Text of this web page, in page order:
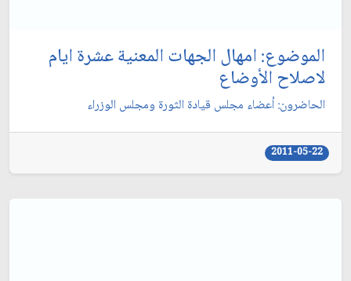
الموضوع: امهال الجهات المعنية عشرة ايام
لاصلاح الأوضاع‏
الحاضرون: أعضاء مجلس قيادة الثورة ومجلس الوزراء
2011-05-22